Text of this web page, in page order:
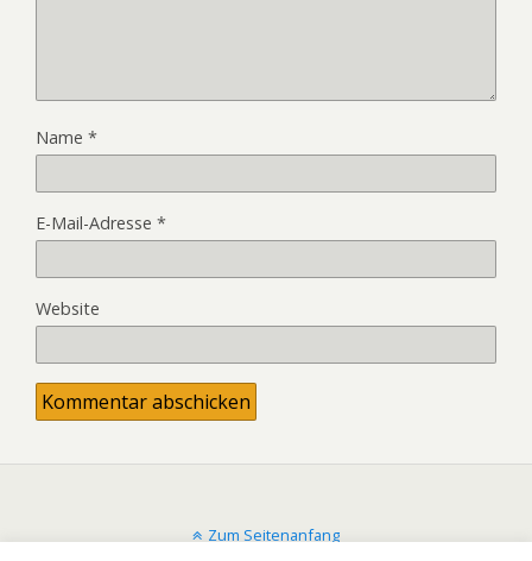
Name *
E-Mail-Adresse *
Website
Zum Seitenanfang